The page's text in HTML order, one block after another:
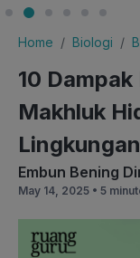
Home Biologi
10
Makhluk
Embun Bening
May 14, 2025 • 5